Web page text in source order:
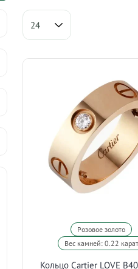
Розовое золото
Вес камней: 0.22 карат
Кольцо Cartier LOVE